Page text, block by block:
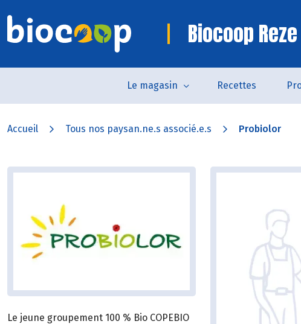
Biocoop
Le magasin Recettes
Accueil Tous nos paysan.ne.s associé.e.s Probiolor
Le jeune groupement 100 % Bio COPEBIO